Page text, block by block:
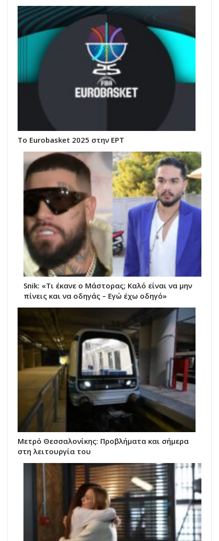
Το Eurobasket 2025 στην ΕΡΤ
Snik: «Τι έκανε ο Μάστορας; Καλό είναι να μην
πίνεις και να οδηγάς – Εγώ έχω οδηγό»
Μετρό Θεσσαλονίκης: Προβλήματα και σήμερα
στη λειτουργία του